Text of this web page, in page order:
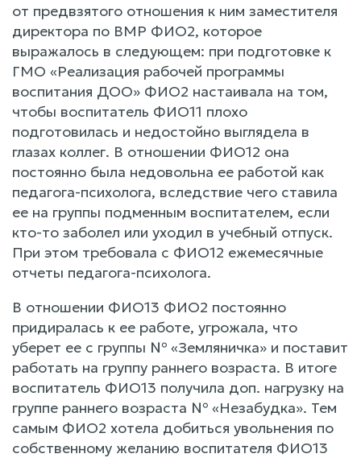
от предвзятого отношения к ним заместителя
директора по ВМР ФИО2, которое
выражалось в следующем: при подготовке к
ГМО «Реализация рабочей программы
воспитания ДОО» ФИО2 настаивала на том,
чтобы воспитатель ФИО11 плохо
подготовилась и недостойно выглядела в
глазах коллег. В отношении ФИО12 она
постоянно была недовольна ее работой как
педагога-психолога, вследствие чего ставила
ее на группы подменным воспитателем, если
кто-то заболел или уходил в учебный отпуск.
При этом требовала с ФИО12 ежемесячные
отчеты педагога-психолога.
В отношении ФИО13 ФИО2 постоянно
придиралась к ее работе, угрожала, что
уберет ее с группы № «Земляничка» и поставит
работать на группу раннего возраста. В итоге
воспитатель ФИО13 получила доп. нагрузку на
группе раннего возраста № «Незабудка». Тем
самым ФИО2 хотела добиться увольнения по
собственному желанию воспитателя ФИО13